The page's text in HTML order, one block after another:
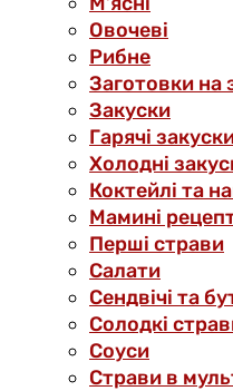
Овочеві
Рибне
Заготовки на
Закуски
Гарячі
Холодні
Коктейлі та
Мамині
Перші страви
Салати
Сендвічі та
Солодкі
Соуси
Страви в